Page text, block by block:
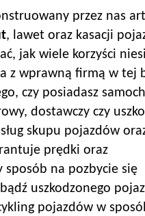
przez nas
, lawet oraz kasacji
jak wiele korzyści
z wprawną firmą w tej
czy posiadasz
dostawczy czy
skupu pojazdów
prędki oraz
sposób na pozbycie się
uszkodzonego
pojazdów w